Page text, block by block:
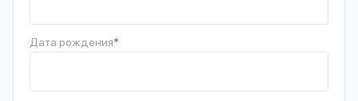
Дата рождения*